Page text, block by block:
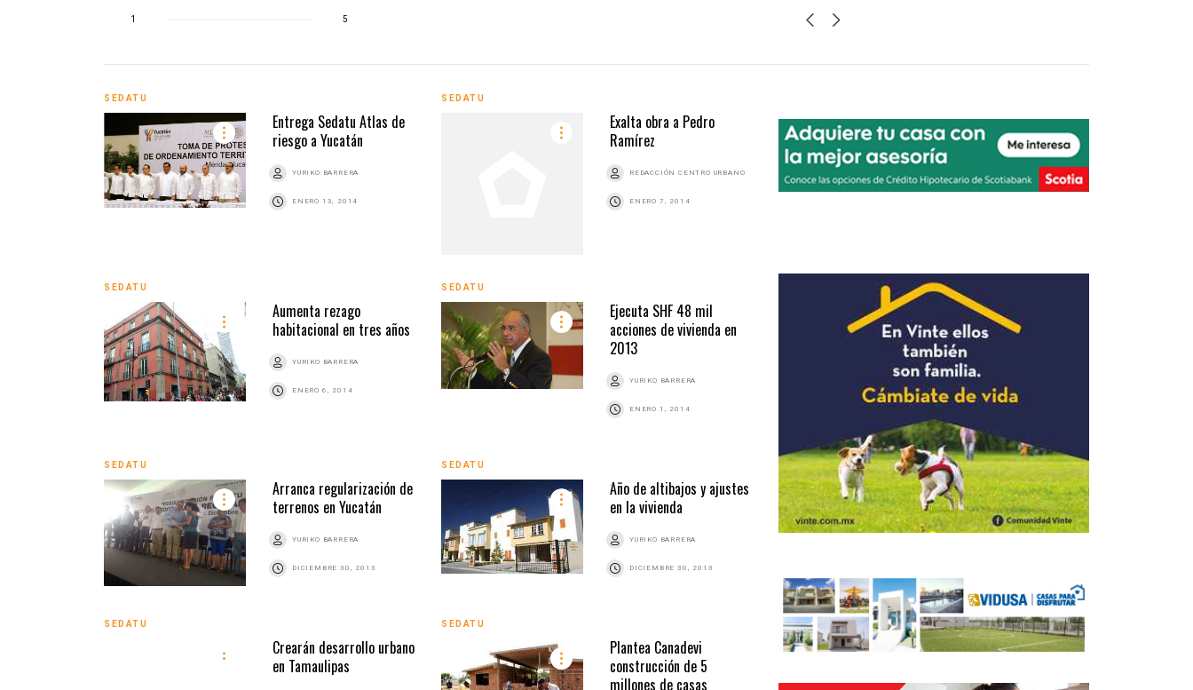
1 5
SEDATU
Entrega Sedatu Atlas de
riesgo a Yucatán
YURIKO BARRERA
ENERO 13, 2014
SEDATU
Exalta obra a Pedro
Ramírez
REDACCIÓN CENTRO URBANO
ENERO 7, 2014
SEDATU
Aumenta rezago
habitacional en tres años
YURIKO BARRERA
ENERO 6, 2014
SEDATU
Ejecuta SHF 48 mil
acciones de vivienda en
2013
YURIKO BARRERA
ENERO 1, 2014
SEDATU
Arranca regularización de
terrenos en Yucatán
YURIKO BARRERA
DICIEMBRE 30, 2013
SEDATU
Año de altibajos y ajustes
en la vivienda
YURIKO BARRERA
DICIEMBRE 30, 2013
SEDATU
Crearán desarrollo urbano
en Tamaulipas
SEDATU
Plantea Canadevi
construcción de 5
millones de casas